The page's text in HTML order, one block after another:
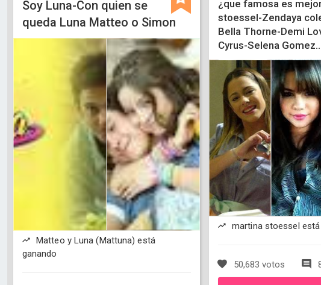
Soy Luna-Con quien se
queda Luna Matteo o Simon
Matteo y Luna (Mattuna) está
ganando
¿que famosa es
stoessel-Zendaya
Bella Thorne-Demi
Cyrus-Selena
martina stoessel está
50,683 votos